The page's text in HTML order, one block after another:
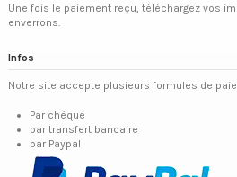
Une fois le paiement reçu, téléchargez vos
enverrons.
Infos
Notre site accepte plusieurs formules de
Par chèque
par transfert bancaire
par Paypal